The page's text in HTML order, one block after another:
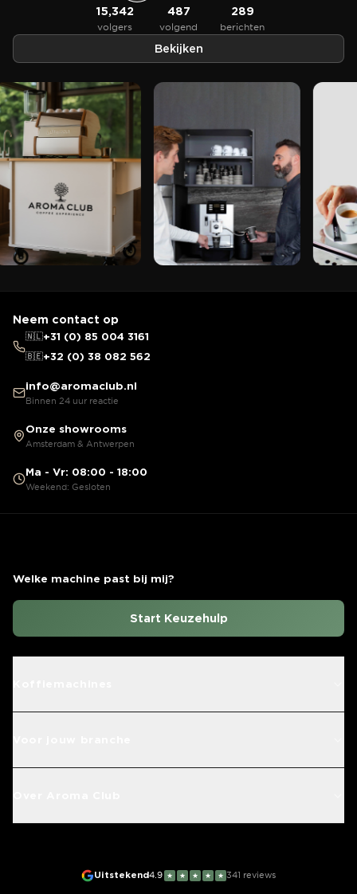
15,342
volgers
487
volgend
289
berichten
Bekijken
Neem contact op
🇳🇱+31 (0) 85 004 3161
🇧🇪+32 (0) 38 082 562
info@aromaclub.nl
Binnen 24 uur reactie
Onze showrooms
Amsterdam & Antwerpen
Ma - Vr: 08:00 - 18:00
Weekend: Gesloten
Welke machine past bij mij?
Start Keuzehulp
Uitstekend4.9 ★ ★ ★ ★ ★ 341 reviews